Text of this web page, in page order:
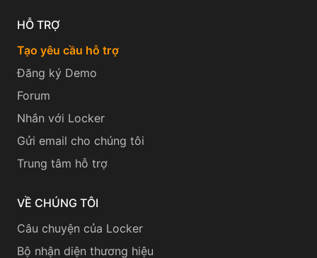
HỖ TRỢ
Tạo yêu cầu hỗ trợ
Đăng ký Demo
Forum
Nhắn với Locker
Gửi email cho chúng tôi
Trung tâm hỗ trợ
VỀ CHÚNG TÔI
Câu chuyện của Locker
Bộ nhận diện thương hiệu